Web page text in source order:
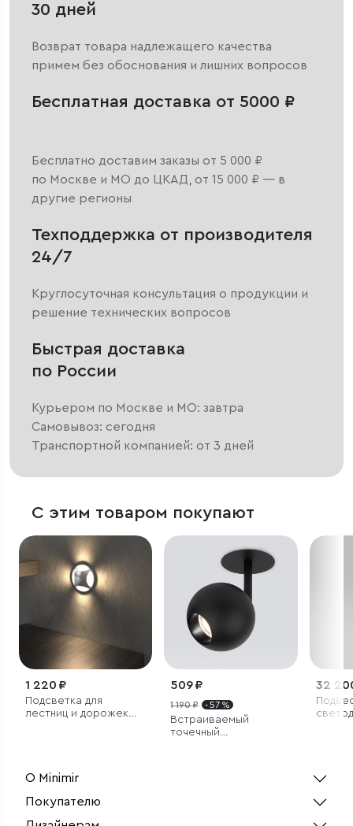
30 дней
Возврат товара надлежащего качества
примем без обоснования и лишних вопросов
Бесплатная доставка от 5000 ₽
Бесплатно доставим заказы от 5 000 ₽
по Москве и МО до ЦКАД, от 15 000 ₽ — в
другие регионы
Техподдержка от производителя
24/7
Круглосуточная консультация о продукции и
решение технических вопросов
Быстрая доставка
по России
Курьером по Москве и МО: завтра
Самовывоз: сегодня
Транспортной компанией: от 3 дней
С этим товаром покупают
1 220 ₽
Подсветка для
лестниц и дорожек
509 ₽
1 190 ₽ - 57 %
Встраиваемый
точечный
32
О Minimir
Покупателю